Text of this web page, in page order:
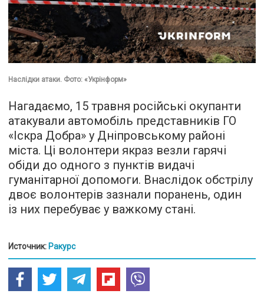
Наслідки атаки. Фото: «Укрінформ»
Нагадаємо, 15 травня російські окупанти
атакували автомобіль представників ГО
«Іскра Добра» у Дніпровському районі
міста. Ці волонтери якраз везли гарячі
обіди до одного з пунктів видачі
гуманітарної допомоги. Внаслідок обстрілу
двоє волонтерів зазнали поранень, один
із них перебуває у важкому стані.
Источник: Ракурс